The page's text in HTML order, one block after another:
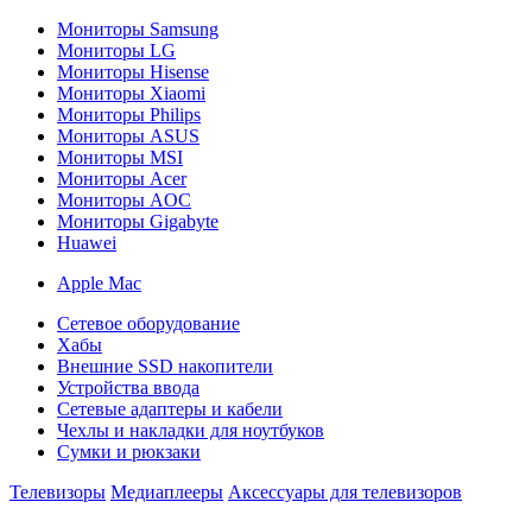
Мониторы Samsung
Мониторы LG
Мониторы Hisense
Мониторы Xiaomi
Мониторы Philips
Мониторы ASUS
Мониторы MSI
Мониторы Acer
Мониторы AOC
Мониторы Gigabyte
Huawei
Apple Mac
Сетевое оборудование
Хабы
Внешние SSD накопители
Устройства ввода
Сетевые адаптеры и кабели
Чехлы и накладки для ноутбуков
Сумки и рюкзаки
Телевизоры Медиаплееры Аксессуары для телевизоров